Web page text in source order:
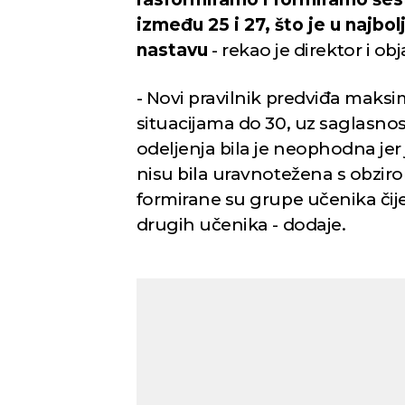
između 25 i 27, što je u
nastavu - rekao je direktor i
- Novi pravilnik predviđa
situacijama do 30, uz
odeljenja bila je neophodna
nisu bila uravnotežena s
formirane su grupe učenika
drugih učenika - dodaje.
Niš
Mestimično oblačno
26
Min temp: 22
°C
Max temp:36
°C
Vetar:0 m/s
Vlažnost:49 %